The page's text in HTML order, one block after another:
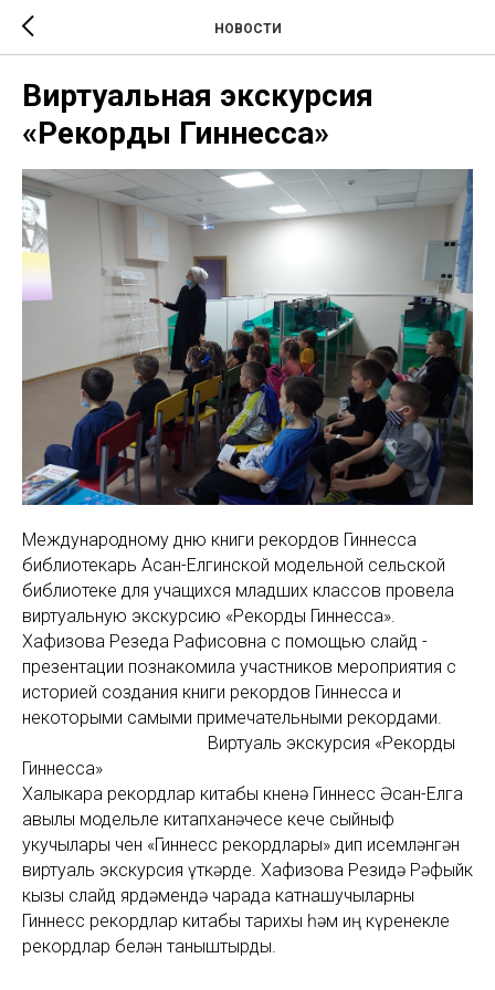
НОВОСТИ
Виртуальная экскурсия
«Рекорды Гиннесса»
Международному дню книги рекордов Гиннесса
библиотекарь Асан-Елгинской модельной сельской
библиотеке для учащихся младших классов провела
виртуальную экскурсию «Рекорды Гиннесса».
Хафизова Резеда Рафисовна с помощью слайд -
презентации познакомила участников мероприятия с
историей создания книги рекордов Гиннесса и
некоторыми самыми примечательными рекордами.
Виртуаль экскурсия «Рекорды
Гиннесса»
Халыкара рекордлар китабы көненә Гиннесс Әсан-Елга
авылы модельле китапханәчесе кече сыйныф
укучылары өчен «Гиннесс рекордлары» дип исемләнгән
виртуаль экскурсия үткәрде. Хафизова Резидә Рәфыйк
кызы слайд ярдәмендә чарада катнашучыларны
Гиннесс рекордлар китабы тарихы һәм иң күренекле
рекордлар белән таныштырды.